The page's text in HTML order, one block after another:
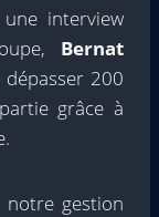
interview
Bernat
200
grâce à
notre gestion